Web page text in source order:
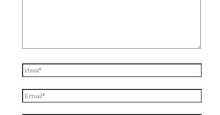
Имя*
Email*